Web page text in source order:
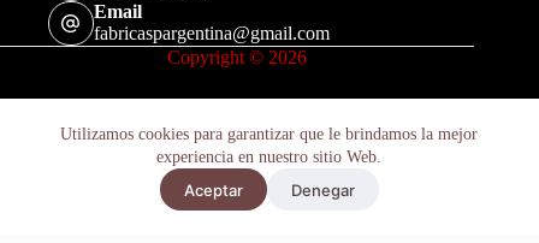
Utilizamos cookies para garantizar que le brindamos la mejor
experiencia en nuestro sitio Web.
Aceptar Denegar
Email
fabricaspargentina@gmail.com
Copyright © 2026
Retenes Suspensión Kawasaki Z1000 / Abs 03-15 X2u
Hay existencias
Añadir al carrito